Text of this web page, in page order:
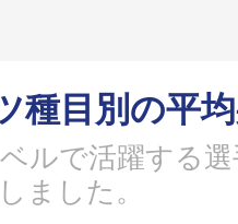
種目別の平
ルで活躍する
ました。